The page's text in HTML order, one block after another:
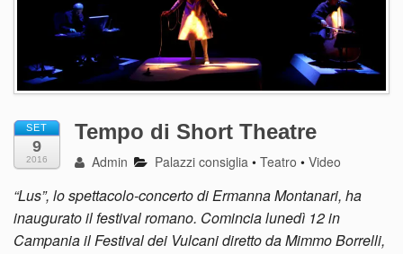
SET
9
2016
Tempo di Short Theatre
Admin Palazzi consiglia •Teatro •Video
“Lus”, lo spettacolo-concerto di Ermanna Montanari, ha
inaugurato il festival romano. Comincia lunedì 12 in
Campania il Festival dei Vulcani diretto da Mimmo Borrelli,